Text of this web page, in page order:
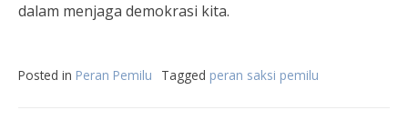
dalam menjaga demokrasi kita.
Posted in Peran Pemilu Tagged peran saksi pemilu